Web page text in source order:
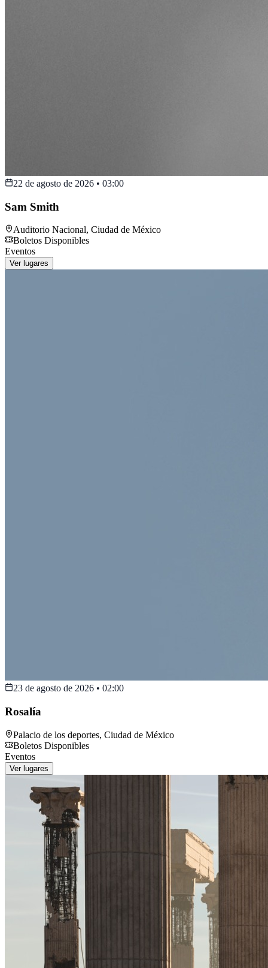
22 de agosto de 2026 • 03:00
Sam Smith
Auditorio Nacional, Ciudad de México
Boletos Disponibles
Eventos
Ver lugares
23 de agosto de 2026 • 02:00
Rosalía
Palacio de los deportes, Ciudad de México
Boletos Disponibles
Eventos
Ver lugares